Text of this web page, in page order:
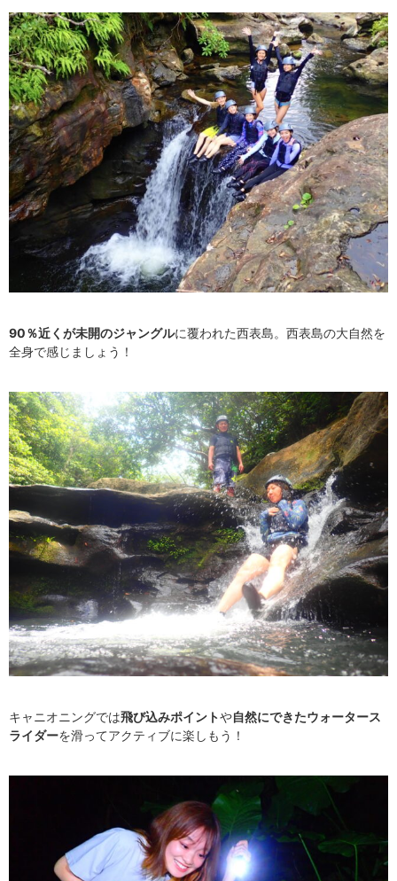
90％近くが未開のジャングルに覆われた西表島。 西表島の大自然を
全身で感じましょう！
キャニオニングでは飛び込みポイントや自然にできたウォータース
ライダーを滑ってアクティブに楽しもう！